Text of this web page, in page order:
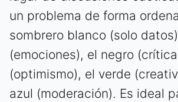
un problema de forma
sombrero blanco (solo
(emociones), el negro
(optimismo), el verde
azul (moderación). Es ideal